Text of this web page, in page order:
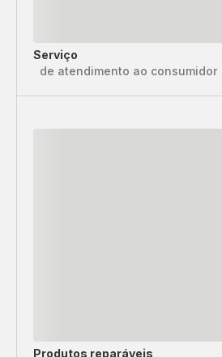
Serviço
de atendimento ao consumidor
Produtos reparáveis